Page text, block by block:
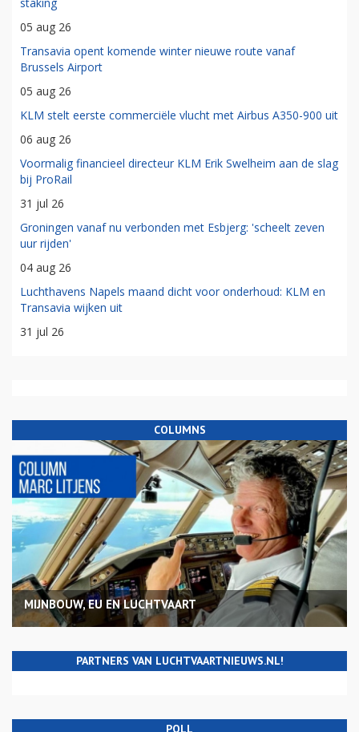
05 aug 26
Transavia opent komende winter nieuwe route vanaf
Brussels Airport
05 aug 26
KLM stelt eerste commerciële vlucht met Airbus A350-900 uit
06 aug 26
Voormalig financieel directeur KLM Erik Swelheim aan de slag
bij ProRail
31 jul 26
Groningen vanaf nu verbonden met Esbjerg: 'scheelt zeven
uur rijden'
04 aug 26
Luchthavens Napels maand dicht voor onderhoud: KLM en
Transavia wijken uit
31 jul 26
COLUMNS
MIJNBOUW, EU EN LUCHTVAART
PARTNERS VAN LUCHTVAARTNIEUWS.NL!
POLL